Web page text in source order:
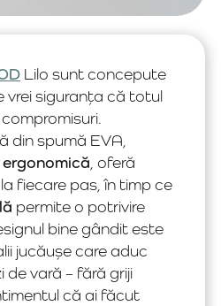
Lilo sunt concepute
vrei siguranța că totul
din spumă EVA,
, oferă
fiecare pas, în timp ce
permite o potrivire
bine gândit este
jucăușe care aduc
de vară – fără griji
că ai făcut